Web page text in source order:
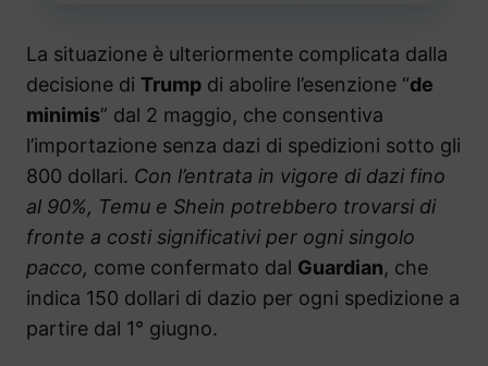
La situazione è ulteriormente complicata dalla
decisione di Trump di abolire l’esenzione “de
minimis” dal 2 maggio, che consentiva
l’importazione senza dazi di spedizioni sotto gli
800 dollari. Con l’entrata in vigore di dazi fino
al 90%, Temu e Shein potrebbero trovarsi di
fronte a costi significativi per ogni singolo
pacco, come confermato dal Guardian, che
indica 150 dollari di dazio per ogni spedizione a
partire dal 1° giugno.